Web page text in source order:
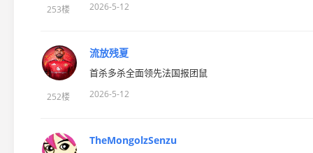
253楼 2026-5-12
252楼
流放残夏
首杀多杀全面领先法国报团鼠
2026-5-12
TheMongolzSenzu